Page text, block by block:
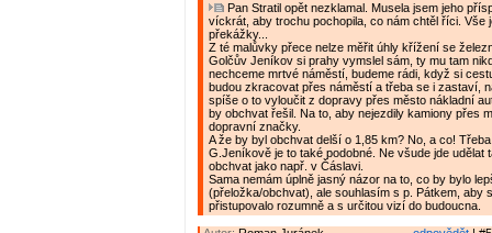
Pan Stratil opět nezklamal. Musela jsem jeho
víckrát, aby trochu pochopila, co nám chtěl říci. Vše
překážky...
Z té malůvky přece nelze měřit úhly křížení se
Golčův Jeníkov si prahy vymslel sám, ty mu tam
nechceme mrtvé náměstí, budeme rádi, když si
budou zkracovat přes náměstí a třeba se i zastaví,
spíše o to vyloučit z dopravy přes město nákladní
by obchvat řešil. Na to, aby nejezdily kamiony přes
dopravní značky.
A že by byl obchvat delší o 1,85 km? No, a co!
G.Jeníkově je to také podobné. Ne všude jde udělat
obchvat jako např. v Čáslavi.
Sama nemám úplně jasný názor na to, co by bylo
(přeložka/obchvat), ale souhlasím s p. Pátkem, aby
přistupovalo rozumně a s určitou vizí do budoucna.